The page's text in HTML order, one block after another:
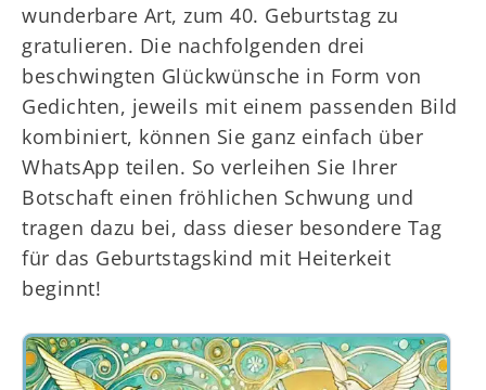
wunderbare Art, zum 40. Geburtstag zu
gratulieren. Die nachfolgenden drei
beschwingten Glückwünsche in Form von
Gedichten, jeweils mit einem passenden Bild
kombiniert, können Sie ganz einfach über
WhatsApp teilen. So verleihen Sie Ihrer
Botschaft einen fröhlichen Schwung und
tragen dazu bei, dass dieser besondere Tag
für das Geburtstagskind mit Heiterkeit
beginnt!